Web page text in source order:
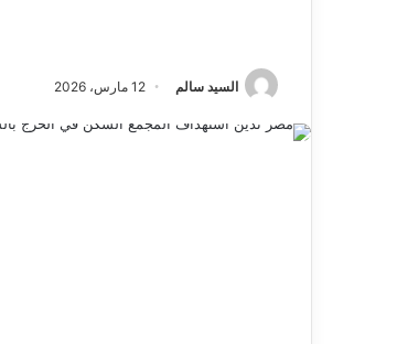
السيد سالم 12 مارس، 2026